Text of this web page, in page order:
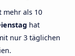
mehr als 10
hat
nur 3 täglichen